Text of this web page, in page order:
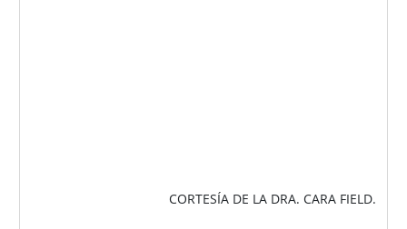
CORTESÍA DE LA DRA. CARA FIELD.